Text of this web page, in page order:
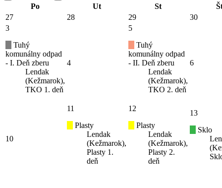
Po
Ut St
27
28 29
30
3
Tuhý
komunálny odpad
- I. Deň zberu
Lendak
(Kežmarok),
TKO 1. deň
4
5
Tuhý
komunálny odpad
- II. Deň zberu
Lendak
(Kežmarok),
TKO 2. deň
6
10
11
Plasty
Lendak
(Kežmarok),
Plasty 1.
deň
12
Plasty
Lendak
(Kežmarok),
Plasty 2.
deň
13
Sklo